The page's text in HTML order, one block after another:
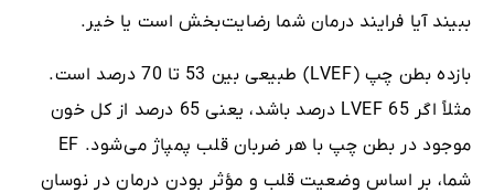
ببیند آیا فرایند درمان شما رضایت‌بخش است یا خیر.
بازده بطن چپ (LVEF) طبیعی بین 53 تا 70 درصد است.
مثلاً اگر LVEF 65 درصد باشد، یعنی 65 درصد از کل خون
موجود در بطن چپ با هر ضربان قلب پمپاژ می‌شود. EF
شما، بر اساس وضعیت قلب و مؤثر بودن درمان در نوسان